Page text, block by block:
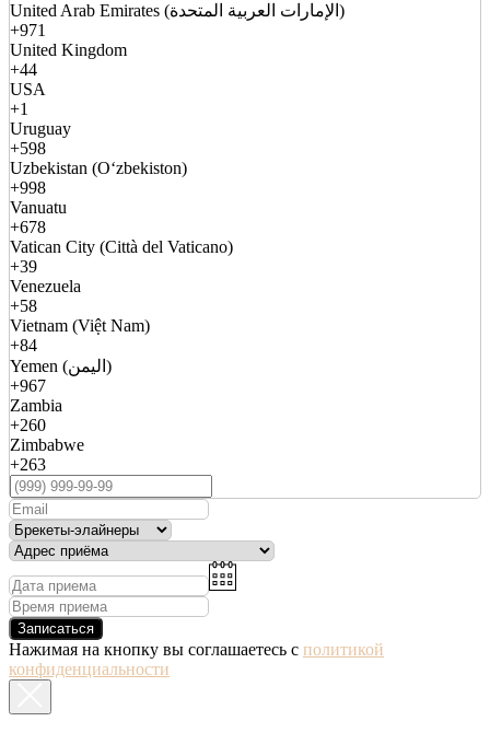
United Arab Emirates (الإمارات العربية المتحدة)
+971
United Kingdom
+44
USA
+1
Uruguay
+598
Uzbekistan (Oʻzbekiston)
+998
Vanuatu
+678
Vatican City (Città del Vaticano)
+39
Venezuela
+58
Vietnam (Việt Nam)
+84
Yemen (اليمن)
+967
Zambia
+260
Zimbabwe
+263
Записаться
Нажимая на кнопку вы соглашаетесь с политикой
конфиденциальности